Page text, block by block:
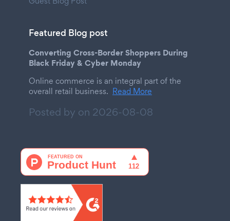
Featured Blog post
Converting Cross-Border Shoppers During
Black Friday & Cyber Monday
Online commerce is an integral part of the
overall retail business. Read More
Posted by on 2026-08-08